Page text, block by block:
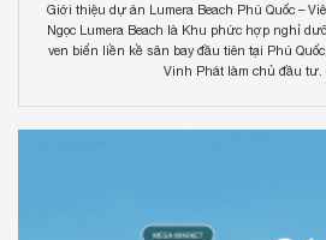
Giới thiệu dự án Lumera Beach Phú Quốc –
Ngọc Lumera Beach là Khu phức hợp nghỉ
ven biển liền kề sân bay đầu tiên tại Phú
Vinh Phát làm chủ đầu tư.